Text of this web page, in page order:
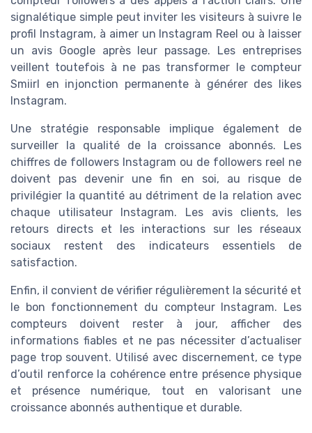
signalétique simple peut inviter les visiteurs à suivre le
profil Instagram, à aimer un Instagram Reel ou à laisser
un avis Google après leur passage. Les entreprises
veillent toutefois à ne pas transformer le compteur
Smiirl en injonction permanente à générer des likes
Instagram.
Une stratégie responsable implique également de
surveiller la qualité de la croissance abonnés. Les
chiffres de followers Instagram ou de followers reel ne
doivent pas devenir une fin en soi, au risque de
privilégier la quantité au détriment de la relation avec
chaque utilisateur Instagram. Les avis clients, les
retours directs et les interactions sur les réseaux
sociaux restent des indicateurs essentiels de
satisfaction.
Enfin, il convient de vérifier régulièrement la sécurité et
le bon fonctionnement du compteur Instagram. Les
compteurs doivent rester à jour, afficher des
informations fiables et ne pas nécessiter d’actualiser
page trop souvent. Utilisé avec discernement, ce type
d’outil renforce la cohérence entre présence physique
et présence numérique, tout en valorisant une
croissance abonnés authentique et durable.